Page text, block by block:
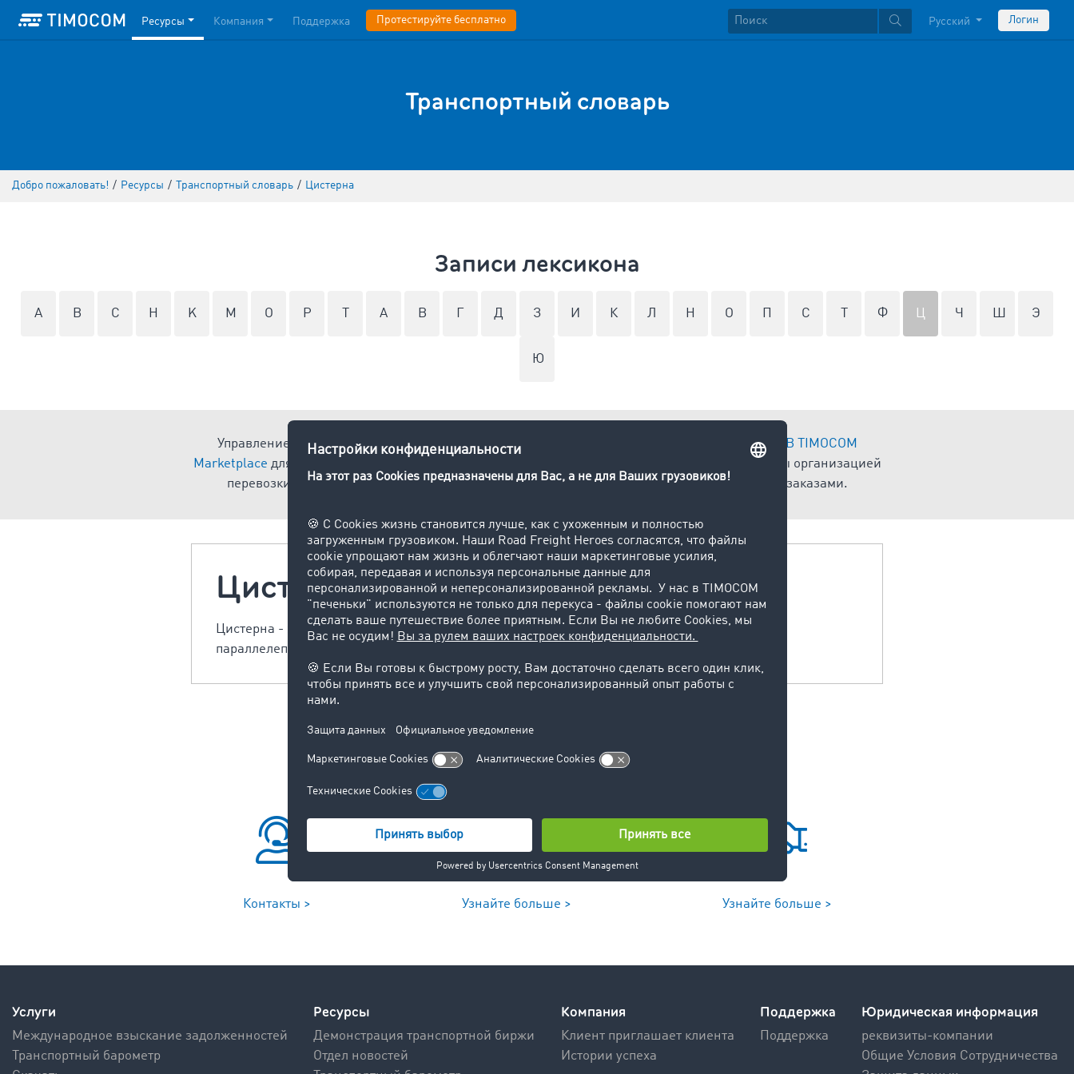
Ресурсы Компания Поддержка Протестируйте бесплатно Русский Логин
Транспортный словарь
Добро пожаловать! / Ресурсы / Транспортный словарь / Цистерна
Записи лексикона
A B C H K M O P А В Д З И К Л Н О С Ф Ц Ч Ш Э
Ю
Управление транспортными и логистическими процессами может быть быстрым и простым!
В TIMOCOM
Marketplace для всех найдется подходящее приложение, независимо от того, занимаетесь ли вы организацией
перевозки грузов, выполняете перевозку товаров или нуждаетесь в помощи в управлении заказами.
Цистерна
Цистерна - это емкость для хранения жидкостей преимущественно в форме прямоугольного
параллелепипеда или цилиндра.
Контакты > Узнайте больше > Узнайте больше >
Услуги
Международное взыскание задолженностей
Транспортный барометр
Ресурсы
Демонстрация транспортной биржи
Отдел новостей
Компания
Клиент приглашает клиента
Истории успеха
Поддержка
Поддержка
Юридическая информация
реквизиты-компании
Общие Условия Сотрудничества